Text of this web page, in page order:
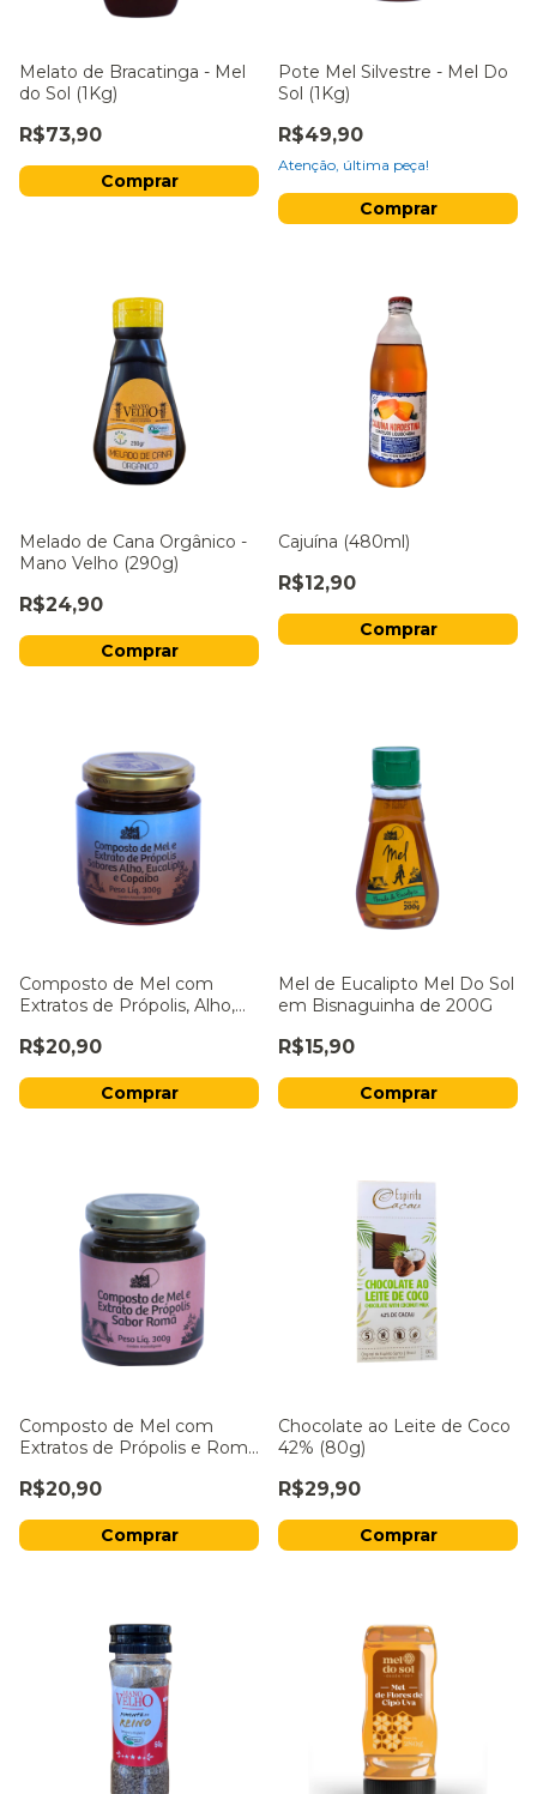
Melato de Bracatinga - Mel
do Sol (1Kg)
R$73,90
Pote Mel Silvestre - Mel Do
Sol (1Kg)
R$49,90
Atenção, última peça!
Melado de Cana Orgânico -
Mano Velho (290g)
R$24,90
Cajuína (480ml)
R$12,90
Composto de Mel com
Extratos de Própolis, Alho,
Sol 300g
R$20,90
Mel de Eucalipto Mel Do Sol
em Bisnaguinha de 200G
R$15,90
Composto de Mel com
Extratos de Própolis e Romã
R$20,90
Chocolate ao Leite de Coco
42% (80g)
R$29,90